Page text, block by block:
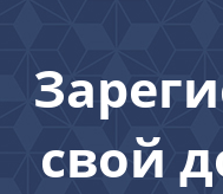
свой